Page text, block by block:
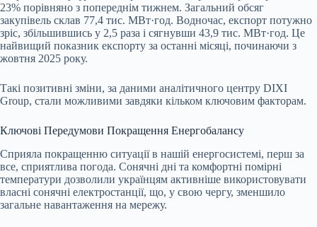
23% порівняно з попереднім тижнем. Загальний обсяг
закупівель склав 77,4 тис. МВт·год. Водночас, експорт потужно
зріс, збільшившись у 2,5 раза і сягнувши 43,9 тис. МВт·год. Це
найвищий показник експорту за останні місяці, починаючи з
жовтня 2025 року.
Такі позитивні зміни, за даними аналітичного центру DIXI
Group, стали можливими завдяки кільком ключовим факторам.
Ключові Передумови Покращення Енергобалансу
Сприяла покращенню ситуації в нашій енергосистемі, перш за
все, сприятлива погода. Сонячні дні та комфортні помірні
температури дозволили українцям активніше використовувати
власні сонячні електростанції, що, у свою чергу, зменшило
загальне навантаження на мережу.